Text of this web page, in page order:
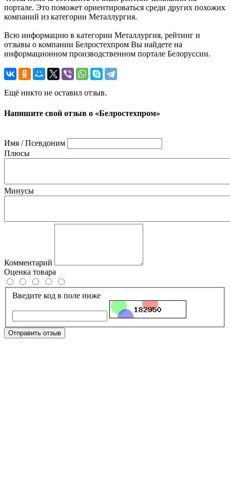
портале. Это поможет ориентироваться среди других похожих
компаний из категории Металлургия.
Всю информацию в категории Металлургия, рейтинг и
отзывы о компании Белростехпром Вы найдете на
информационном производственном портале Белоруссии.
Ещё никто не оставил отзыв.
Напишите свой отзыв о «Белростехпром»
Имя / Псевдоним
Плюсы
Минусы
Комментарий
Оценка товара
Введите код в поле ниже
Отправить отзыв